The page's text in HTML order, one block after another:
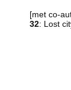
[met co-
32: Lost